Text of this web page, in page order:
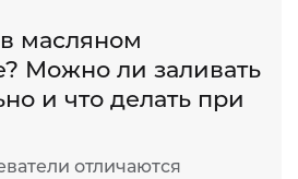
масляном
Можно ли заливать
и что делать при
отличаются